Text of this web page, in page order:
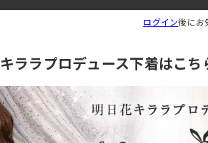
ログイン後にお
ララプロデュース下着はこち